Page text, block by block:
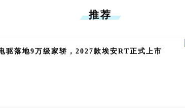
推荐
驱落地9万级家轿，2027款埃安RT正式上市